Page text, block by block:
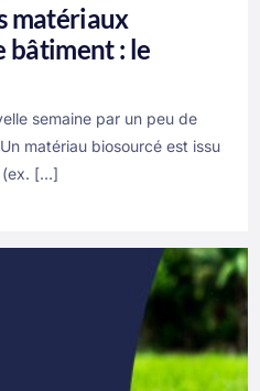
matériaux
bâtiment : le
semaine par un peu de
Un matériau biosourcé est issu
(ex. […]